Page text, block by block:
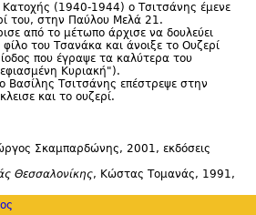
Κατοχής (1940-1944) ο Τσιτσάνης έμενε
του, στην Παύλου Μελά 21.
από το μέτωπο άρχισε να δουλεύει
του Τσανάκα και άνοιξε το Ουζερί
που έγραψε τα καλύτερα του
Κυριακή").
Βασίλης Τσιτσάνης επέστρεψε στην
και το ουζερί.
Σκαμπαρδώνης, 2001, εκδόσεις
Θεσσαλονίκης, Κώστας Τομανάς, 1991,